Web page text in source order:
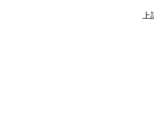
本サイトのサービスは予
場合がありますのであらか